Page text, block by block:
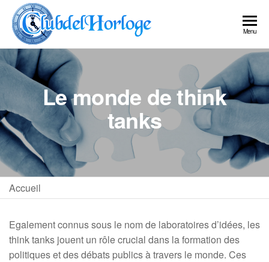
Skip
content
monde
Menu
Le monde de think
tanks
Accueil
Egalement connus sous le nom de laboratoires d’idées, les
think tanks jouent un rôle crucial dans la formation des
politiques et des débats publics à travers le monde. Ces